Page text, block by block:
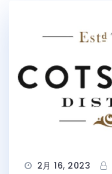
2月 16, 2023